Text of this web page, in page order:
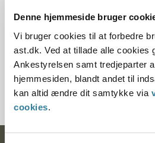
Denne hjemmeside bruger
Vi bruger cookies til at forbedre
ast.dk. Ved at tillade alle cookies
Ankestyrelsen samt tredjeparter
hjemmesiden, blandt andet til
kan altid ændre dit samtykke via
cookies.
Journalnummer
3500387-06